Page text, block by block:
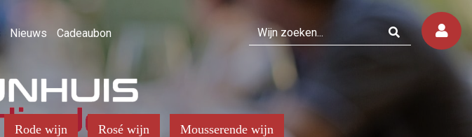
Nieuws Cadeaubon
Rode wijn Rosé wijn Mousserende wijn